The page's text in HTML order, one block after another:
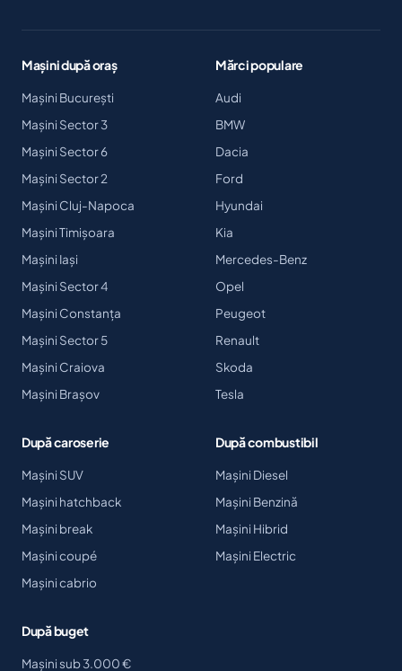
Mașini după oraș
Mașini București
Mașini Sector 3
Mașini Sector 6
Mașini Sector 2
Mașini Cluj-Napoca
Mașini Timișoara
Mașini Iași
Mașini Sector 4
Mașini Constanța
Mașini Sector 5
Mașini Craiova
Mașini Brașov
Mărci populare
Audi
BMW
Dacia
Ford
Hyundai
Kia
Mercedes-Benz
Opel
Peugeot
Renault
Skoda
Tesla
După caroserie
Mașini SUV
Mașini hatchback
Mașini break
Mașini coupé
Mașini cabrio
După combustibil
Mașini Diesel
Mașini Benzină
Mașini Hibrid
Mașini Electric
După buget
Mașini sub 3.000 €